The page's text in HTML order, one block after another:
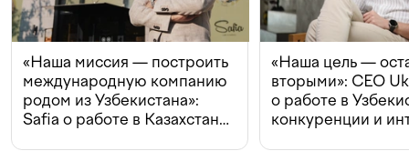
«Наша миссия — построить
международную компанию
родом из Узбекистана»:
Safia о работе в Казахстане,
«Наша цель —
вторыми»: CEO
о работе в
конкуренции и